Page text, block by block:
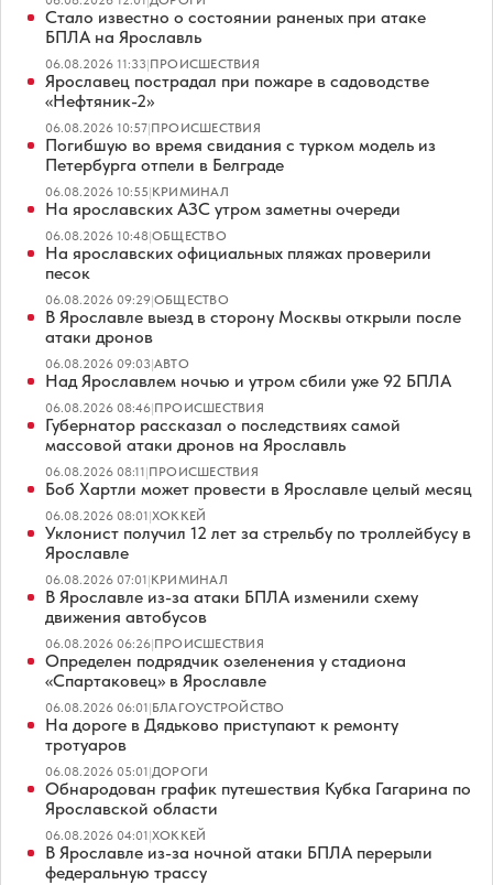
Стало известно о состоянии раненых при атаке
БПЛА на Ярославль
06.08.2026 11:33|ПРОИСШЕСТВИЯ
Ярославец пострадал при пожаре в садоводстве
«Нефтяник-2»
06.08.2026 10:57|ПРОИСШЕСТВИЯ
Погибшую во время свидания с турком модель из
Петербурга отпели в Белграде
06.08.2026 10:55|КРИМИНАЛ
На ярославских АЗС утром заметны очереди
06.08.2026 10:48|ОБЩЕСТВО
На ярославских официальных пляжах проверили
песок
06.08.2026 09:29|ОБЩЕСТВО
В Ярославле выезд в сторону Москвы открыли после
атаки дронов
06.08.2026 09:03|АВТО
Над Ярославлем ночью и утром сбили уже 92 БПЛА
06.08.2026 08:46|ПРОИСШЕСТВИЯ
Губернатор рассказал о последствиях самой
массовой атаки дронов на Ярославль
06.08.2026 08:11|ПРОИСШЕСТВИЯ
Боб Хартли может провести в Ярославле целый месяц
06.08.2026 08:01|ХОККЕЙ
Уклонист получил 12 лет за стрельбу по троллейбусу в
Ярославле
06.08.2026 07:01|КРИМИНАЛ
В Ярославле из-за атаки БПЛА изменили схему
движения автобусов
06.08.2026 06:26|ПРОИСШЕСТВИЯ
Определен подрядчик озеленения у стадиона
«Спартаковец» в Ярославле
06.08.2026 06:01|БЛАГОУСТРОЙСТВО
На дороге в Дядьково приступают к ремонту
тротуаров
06.08.2026 05:01|ДОРОГИ
Обнародован график путешествия Кубка Гагарина по
Ярославской области
06.08.2026 04:01|ХОККЕЙ
В Ярославле из-за ночной атаки БПЛА перерыли
федеральную трассу